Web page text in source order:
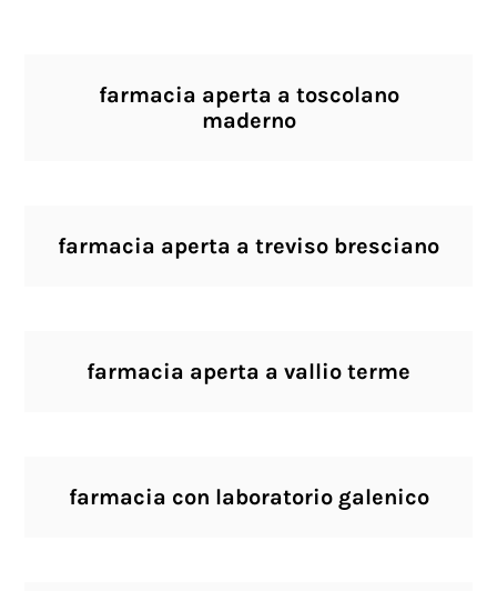
farmacia aperta a toscolano
maderno
farmacia aperta a treviso bresciano
farmacia aperta a vallio terme
farmacia con laboratorio galenico